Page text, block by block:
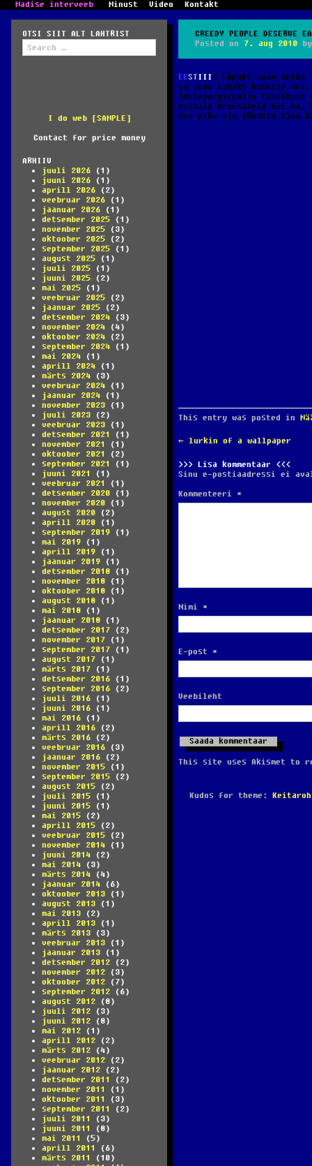
Madise interveeb Minust Video Kontakt
OTSI SIIT ALT LAHTRIST
Search
for:
I do web [SAMPLE]
Contact for price money
ARHIIV
juuli 2026 (1)
juuni 2026 (1)
aprill 2026 (2)
veebruar 2026 (1)
jaanuar 2026 (1)
detsember 2025 (1)
november 2025 (3)
oktoober 2025 (2)
september 2025 (1)
august 2025 (1)
juuli 2025 (1)
juuni 2025 (2)
mai 2025 (1)
veebruar 2025 (2)
jaanuar 2025 (2)
detsember 2024 (3)
november 2024 (4)
oktoober 2024 (2)
september 2024 (1)
mai 2024 (1)
aprill 2024 (1)
märts 2024 (3)
veebruar 2024 (1)
jaanuar 2024 (1)
november 2023 (1)
juuli 2023 (2)
veebruar 2023 (1)
detsember 2021
(1)
november 2021
(1)
oktoober 2021
(2)
september 2021
(1)
juuni 2021
(1)
veebruar 2021
(1)
detsember 2020 (1)
november 2020 (1)
august 2020 (2)
aprill 2020 (1)
september 2019 (1)
mai 2019 (1)
aprill 2019 (1)
jaanuar 2019 (1)
detsember 2018 (1)
november 2018 (1)
oktoober 2018 (1)
august 2018 (1)
mai 2018 (1)
jaanuar 2018 (1)
detsember 2017 (2)
november 2017 (1)
september 2017 (1)
august 2017 (1)
märts 2017 (1)
detsember 2016 (1)
september 2016 (2)
juuli 2016 (1)
juuni 2016 (1)
mai 2016 (1)
aprill 2016 (2)
märts 2016 (2)
veebruar 2016 (3)
jaanuar 2016 (2)
november 2015 (1)
september 2015 (2)
august 2015 (2)
juuli 2015 (1)
juuni 2015 (1)
mai 2015 (2)
aprill 2015 (2)
veebruar 2015 (2)
november 2014 (1)
juuni 2014 (2)
mai 2014 (3)
märts 2014 (4)
jaanuar 2014 (6)
oktoober 2013 (1)
august 2013 (1)
mai 2013 (2)
aprill 2013 (1)
märts 2013 (3)
veebruar 2013 (1)
jaanuar 2013 (1)
detsember 2012 (2)
november 2012 (3)
oktoober 2012 (7)
september 2012 (6)
august 2012 (8)
juuli 2012 (3)
juuni 2012 (8)
mai 2012 (1)
aprill 2012 (2)
märts 2012 (4)
veebruar 2012 (2)
jaanuar 2012 (2)
detsember 2011
(2)
november 2011
(1)
oktoober 2011
(3)
september 2011
(2)
juuli 2011
(3)
juuni 2011
(8)
mai 2011
(5)
aprill 2011
(6)
märts 2011
(10)
CREEDY PEOPLE DESERVE
Posted on 7. aug 2010
EESTIII ! Lõpuks saan
ja juba tahaks kuskile
tuulepargi(palju tiivikuid
kitsaid kruusateid oli ka,
Üle pika aja jõudsin täna
This entry was posted in
POST
← lurkin of a wallpaper
Lisa kommentaar
Sinu e-postiaadressi ei
Kommenteeri *
Nimi *
E-post *
Veebileht
This site uses Akismet to
Kudos for theme: